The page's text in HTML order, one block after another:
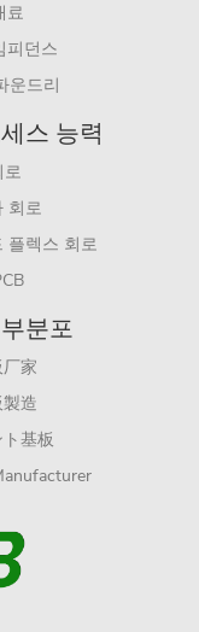
료
피던스
운드리
스 능력
로
회로
플렉스 회로
분포
家
造
基板